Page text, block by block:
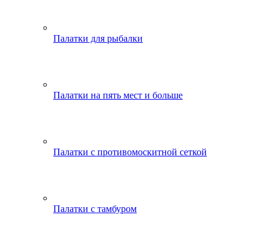
Палатки для рыбалки
Палатки на пять мест и больше
Палатки с противомоскитной сеткой
Палатки с тамбуром